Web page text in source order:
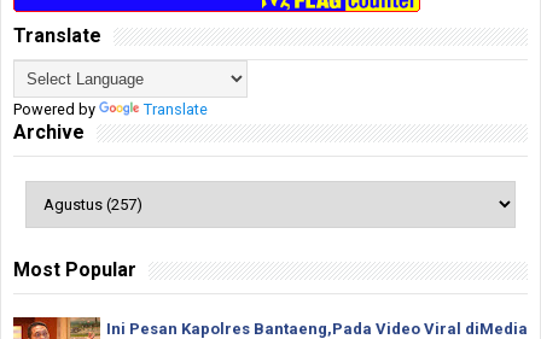
Translate
Powered by Translate
Archive
Most Popular
Ini Pesan Kapolres Bantaeng,Pada Video Viral diMedia